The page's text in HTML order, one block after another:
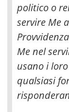
politico o
servire Me
Me nel
usano i
qualsiasi